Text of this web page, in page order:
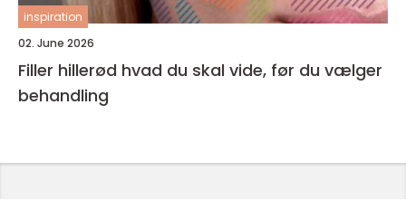
inspiration
02. June 2026
Filler hillerød hvad du skal vide, før du vælger
behandling